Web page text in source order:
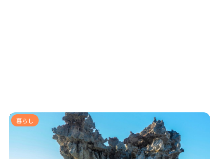
沖縄旅行で家族4人が2泊3日する費用の目安はいくら？
航空券から食費まで総額と節約プランを比較しよう！
暮らし